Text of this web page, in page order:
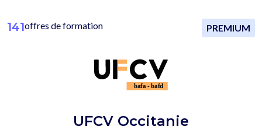
141offres de formation PREMIUM
UFCV Occitanie